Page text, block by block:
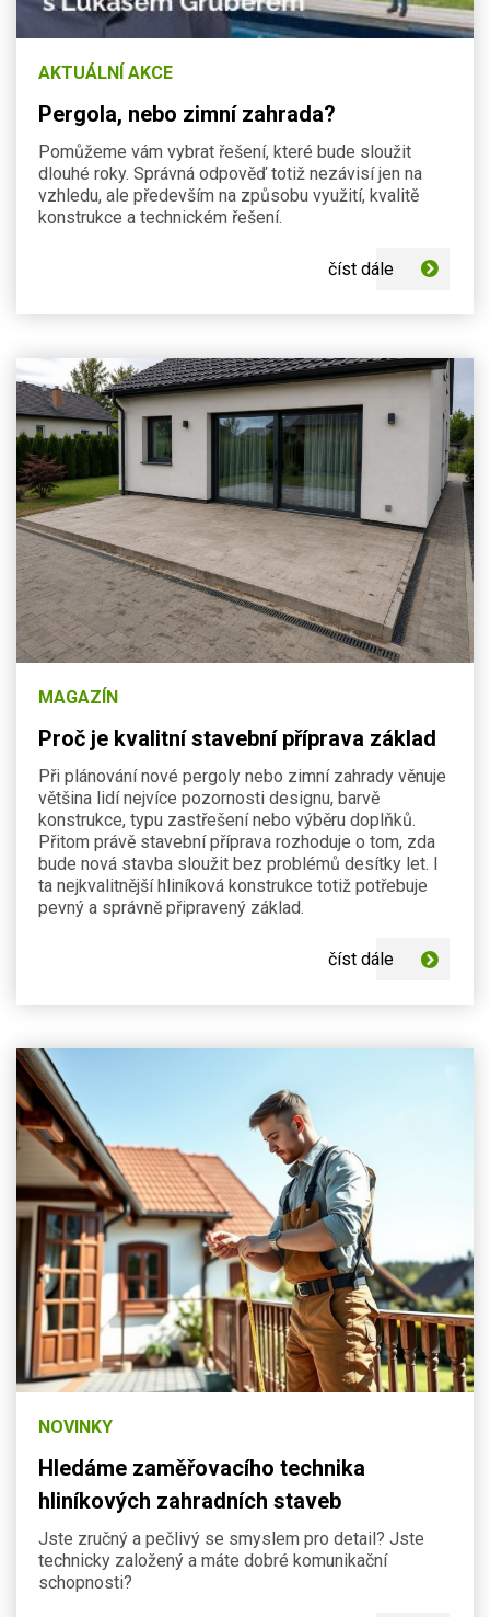
AKTUÁLNÍ AKCE
Pergola, nebo zimní zahrada?
Pomůžeme vám vybrat řešení, které bude sloužit
dlouhé roky. Správná odpověď totiž nezávisí jen na
vzhledu, ale především na způsobu využití, kvalitě
konstrukce a technickém řešení.
číst dále
MAGAZÍN
Proč je kvalitní stavební příprava základ
Při plánování nové pergoly nebo zimní zahrady věnuje
většina lidí nejvíce pozornosti designu, barvě
konstrukce, typu zastřešení nebo výběru doplňků.
Přitom právě stavební příprava rozhoduje o tom, zda
bude nová stavba sloužit bez problémů desítky let. I
ta nejkvalitnější hliníková konstrukce totiž potřebuje
pevný a správně připravený základ.
číst dále
NOVINKY
Hledáme zaměřovacího technika
hliníkových zahradních staveb
Jste zručný a pečlivý se smyslem pro detail? Jste
technicky založený a máte dobré komunikační
schopnosti?